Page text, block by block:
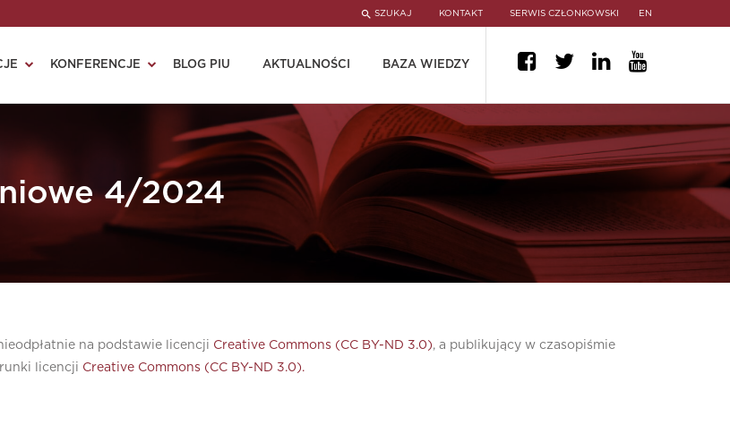
SZUKAJ KONTAKT SERWIS CZŁONKOWSKI EN
KONFERENCJE BLOG PIU AKTUALNOŚCI BAZA WIEDZY
4/2024
na podstawie licencji Creative Commons (CC BY-ND 3.0), a publikujący w czasopiśmie
licencji Creative Commons (CC BY-ND 3.0).